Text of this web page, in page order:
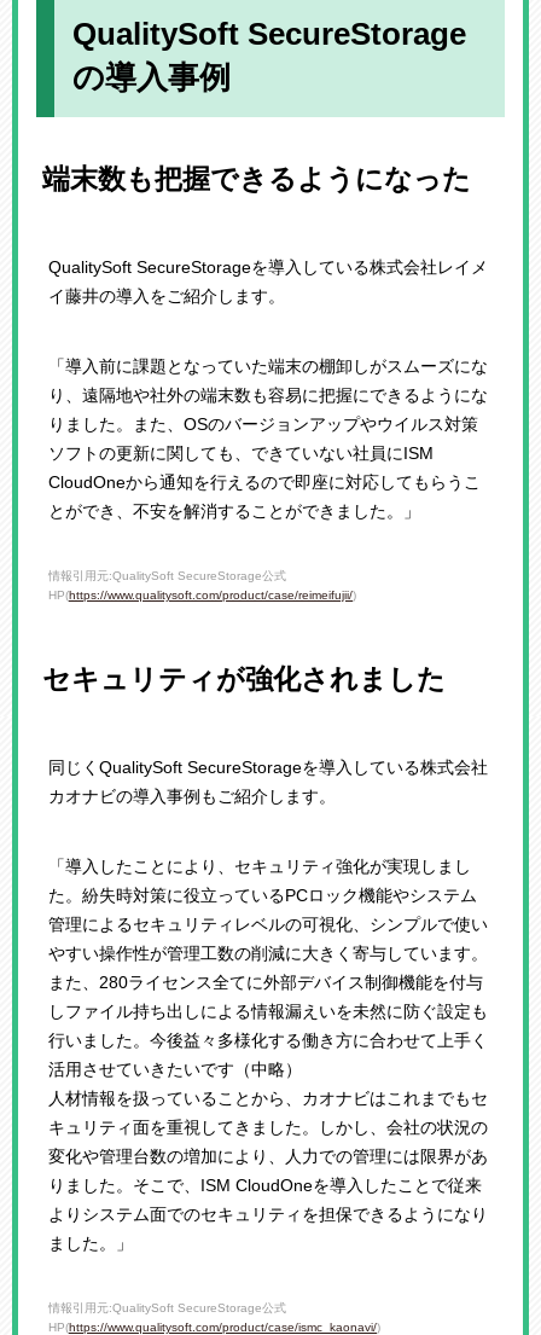
QualitySoft SecureStorage
の導入事例
端末数も把握できるようになった
QualitySoft SecureStorageを導入している株式会社レイメ
イ藤井の導入をご紹介します。
「導入前に課題となっていた端末の棚卸しがスムーズにな
り、遠隔地や社外の端末数も容易に把握にできるようにな
りました。また、OSのバージョンアップやウイルス対策
ソフトの更新に関しても、できていない社員にISM
CloudOneから通知を行えるので即座に対応してもらうこ
とができ、不安を解消することができました。」
情報引用元:QualitySoft SecureStorage公式
HP(https://www.qualitysoft.com/product/case/reimeifujii/)
セキュリティが強化されました
同じくQualitySoft SecureStorageを導入している株式会社
カオナビの導入事例もご紹介します。
「導入したことにより、セキュリティ強化が実現しまし
た。紛失時対策に役立っているPCロック機能やシステム
管理によるセキュリティレベルの可視化、シンプルで使い
やすい操作性が管理工数の削減に大きく寄与しています。
また、280ライセンス全てに外部デバイス制御機能を付与
しファイル持ち出しによる情報漏えいを未然に防ぐ設定も
行いました。今後益々多様化する働き方に合わせて上手く
活用させていきたいです（中略）
人材情報を扱っていることから、カオナビはこれまでもセ
キュリティ面を重視してきました。しかし、会社の状況の
変化や管理台数の増加により、人力での管理には限界があ
りました。そこで、ISM CloudOneを導入したことで従来
よりシステム面でのセキュリティを担保できるようになり
ました。」
情報引用元:QualitySoft SecureStorage公式
HP(https://www.qualitysoft.com/product/case/ismc_kaonavi/)